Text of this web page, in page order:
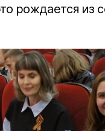
рождается из